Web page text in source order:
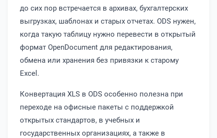
до сих пор встречается в архивах, бухгалтерских
выгрузках, шаблонах и старых отчетах. ODS нужен,
когда такую таблицу нужно перевести в открытый
формат OpenDocument для редактирования,
обмена или хранения без привязки к старому
Excel.
Конвертация XLS в ODS особенно полезна при
переходе на офисные пакеты с поддержкой
открытых стандартов, в учебных и
государственных организациях, а также в